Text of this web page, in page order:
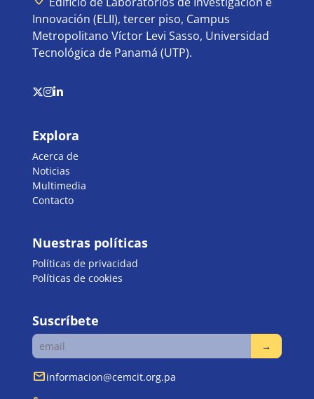
Innovación (ELII), tercer piso, Campus
Metropolitano Víctor Levi Sasso, Universidad
Tecnológica de Panamá (UTP).
Explora
Acerca de
Noticias
Multimedia
Contacto
Nuestras políticas
Políticas de privacidad
Políticas de cookies
Suscríbete
mailinformacion@cemcit.org.pa